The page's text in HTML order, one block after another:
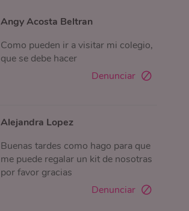
Angy Acosta Beltran
Como pueden ir a visitar mi colegio,
que se debe hacer
Denunciar
Alejandra Lopez
Buenas tardes como hago para que
me puede regalar un kit de nosotras
por favor gracias
Denunciar